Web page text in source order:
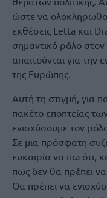
ώστε να
εκθέσεις Letta και
σημαντικό ρόλο
απαιτούνται για την
της Ευρώπης.
Αυτή τη στιγμή, για
πακέτο εποπτείας
ενισχύσουμε τον
Σε μια πρόσφατη
ευκαιρία να πω ότι,
πως δεν θα πρέπει
Θα πρέπει να